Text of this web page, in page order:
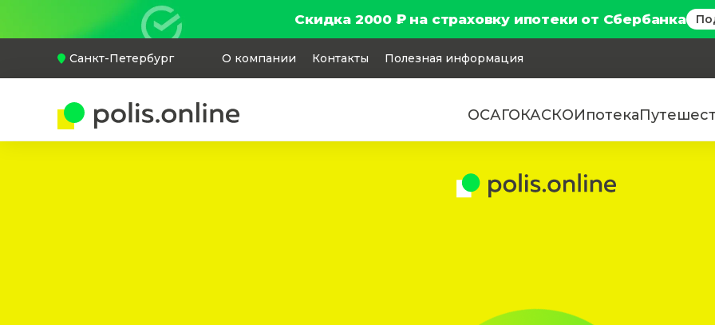
Скидка 2000 ₽ на страховку ипотеки от Сбербанка
Санкт-Петербург О компании Контакты Полезная информация
ОСАГОКАСКОИпотека